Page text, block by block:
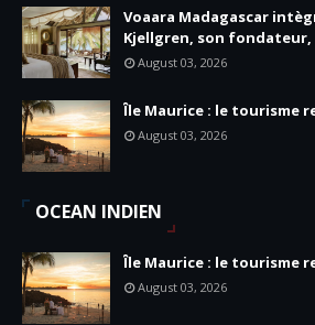
Voaara Madagascar
Kjellgren, son fondateur,
August 03, 2026
Île Maurice : le tourisme
August 03, 2026
OCEAN INDIEN
Île Maurice : le tourisme
August 03, 2026